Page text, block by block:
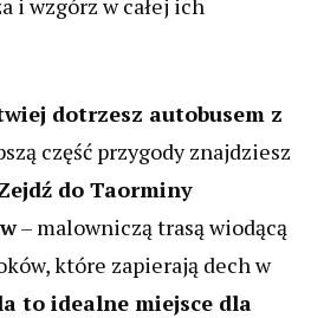
dotrzesz autobusem z
część przygody znajdziesz
do Taorminy
– malowniczą trasą wiodącą
które zapierają dech w
to idealne miejsce dla